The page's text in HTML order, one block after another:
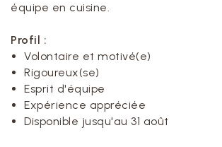
équipe en cuisine.
Profil :
Volontaire et motivé(e)
Rigoureux(se)
Esprit d'équipe
Expérience appréciée
Disponible jusqu'au 31 août